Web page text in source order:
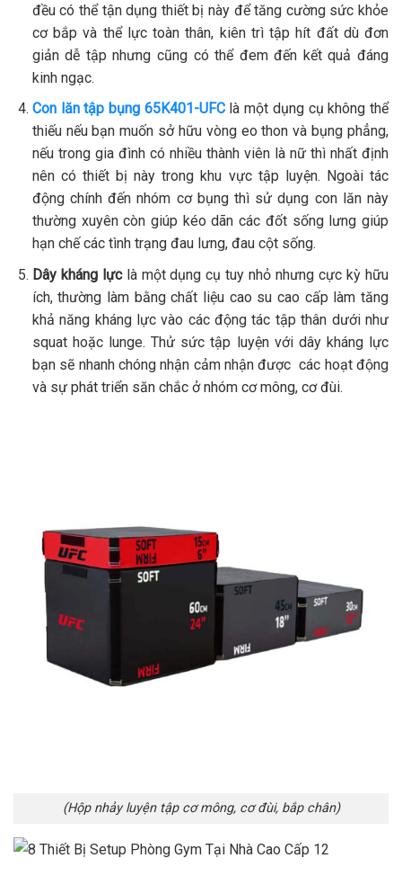
đều có thể tận dụng thiết bị này để tăng cường sức khỏe
cơ bắp và thể lực toàn thân, kiên trì tập hít đất dù đơn
giản dễ tập nhưng cũng có thể đem đến kết quả đáng
kinh ngạc.
Con lăn tập bụng 65K401-UFClà một dụng cụ không thể
thiếu nếu bạn muốn sở hữu vòng eo thon và bụng phẳng,
nếu trong gia đình có nhiều thành viên là nữ thì nhất định
nên có thiết bị này trong khu vực tập luyện. Ngoài tác
động chính đến nhóm cơ bụng thì sử dụng con lăn này
thường xuyên còn giúp kéo dãn các đốt sống lưng giúp
hạn chế các tình trạng đau lưng, đau cột sống.
Dây kháng lựclà một dụng cụ tuy nhỏ nhưng cực kỳ hữu
ích, thường làm bằng chất liệu cao su cao cấp làm tăng
khả năng kháng lực vào các động tác tập thân dưới như
squat hoặc lunge. Thử sức tập luyện với dây kháng lực
bạn sẽ nhanh chóng nhận cảm nhận được các hoạt động
và sự phát triển săn chắc ở nhóm cơ mông, cơ đùi.
(Hộp nhảy luyện tập cơ mông, cơ đùi, bắp chân)